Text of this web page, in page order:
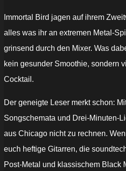
Immortal Bird jagen auf ihrem
alles was ihr an extremen Metal-
grinsend durch den Mixer. Was
kein gesunder Smoothie, sondern
Cocktail.
Der geneigte Leser merkt schon:
Songschemata und Drei-Minuten-
aus Chicago nicht zu rechnen.
euch heftige Gitarren, die
Post-Metal und klassischem Black